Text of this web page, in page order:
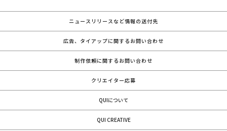
ニュースリリースなど情報の送付先
広告、タイアップに関するお問い合わせ
制作依頼に関するお問い合わせ
クリエイター応募
QUIについて
QUI CREATIVE